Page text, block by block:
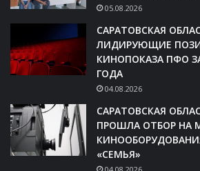
05.08.2026
САРАТОВСКАЯ
ЛИДИРУЮЩИЕ
КИНОПОКАЗА ПФО
ГОДА
04.08.2026
САРАТОВСКАЯ
ПРОШЛА ОТБОР
«СЕМЬЯ»